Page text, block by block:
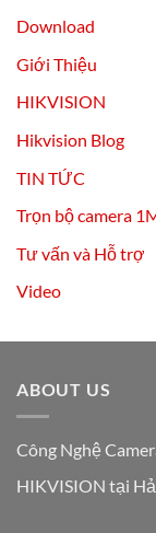
Download
Giới Thiệu
HIKVISION
Hikvision Blog
TIN TỨC
Trọn bộ camera
Tư vấn và Hỗ trợ
Video
ABOUT US
Công Nghệ
HIKVISION tại